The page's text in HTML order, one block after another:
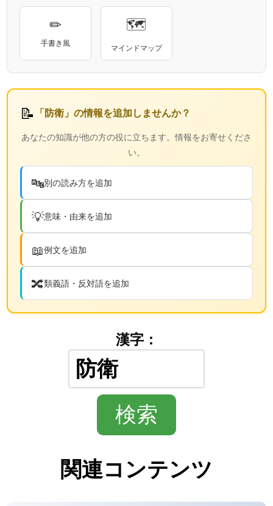
✏
手書き風
🗺
マインドマップ
📝 「防衛」の情報を追加しませんか？
あなたの知識が他の方の役に立ちます。情報をお寄せくださ
い。
🔤別の読み方を追加
💡意味・由来を追加
📖例文を追加
🔀類義語・反対語を追加
漢字：
関連コンテンツ